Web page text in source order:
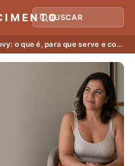
BUSCAR
Wegovy: o que é, para que serve e como funciona